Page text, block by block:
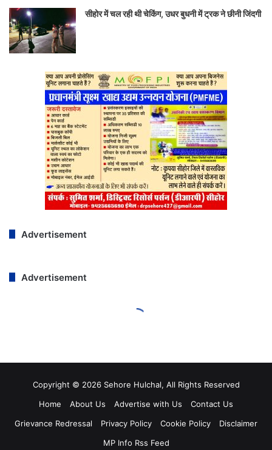
Copyright © 2026 Sehore Hulchal, All Rights Reserved
Home
About Us Advertise with Us
Contact Us
Grievance Redressal
Privacy Policy Cookie Policy
Disclaimer
MP Info Rss Feed